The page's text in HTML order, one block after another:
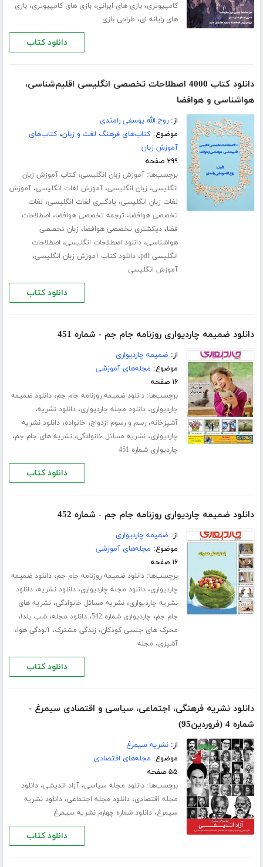
کامپیوتری،بازی های ایرانی،بازی های کامپیوتری،بازی
های رایانه ای، طراحی بازی
دانلود کتاب
دانلود کتاب 4000 اصطلاحات تخصصی انگلیسی اقلیم‌شناسی،
هواشناسی و هوافضا
از:روح الله یوسفی رامندی
موضوع:کتاب‌های فرهنگ لغت و زبان،کتاب‌های
آموزش زبان
۲۹۹ صفحه
برچسب‌ها:آموزش زبان انگلیسی،کتاب آموزش زبان
انگلیسی، زبان انگلیسی،آموزش لغات انگلیسی،آموزش
لغات زبان انگلیسی، یادگیری لغات انگلیسی، لغات
تخصصی هوافضا، ترجمه تخصصی هوافضا، اصطلاحات
فضا،دیکشنری تخصصی هوافضا، زبان تخصصی
هواشناسی،دانلود اصطلاحات انگلیسی، اصطلاحات
انگلیسی pdf
،دانلود کتاب آموزش زبان انگلیسی،
آموزش انگلیسی
دانلود کتاب
دانلود ضمیمه چاردیواری روزنامه جام جم - شماره 451
از: ضمیمه چاردیواری
موضوع: مجله‌های آموزشی
۱۶ صفحه
برچسب‌ها:دانلود ضمیمه روزنامه جام جم،دانلود ضمیمه
چاردیواری،دانلود مجله چاردیواری،دانلود نشریه،
آشپزخانه،رسم و رسوم ازدواج، خانواده،دانلود نشریه
چاردیواری،نشریه مسائل خانوادگی،نشریه های جام جم،
چاردیواری شماره 451
دانلود کتاب
دانلود ضمیمه چاردیواری روزنامه جام جم - شماره 452
از: ضمیمه چاردیواری
موضوع: مجله‌های آموزشی
۱۶ صفحه
برچسب‌ها:دانلود ضمیمه روزنامه جام جم،دانلود ضمیمه
چاردیواری،دانلود مجله چاردیواری،دانلود نشریه،دانلود
نشریه چاردیواری،نشریه مسائل خانوادگی،نشریه های
جام جم، چاردیواری شماره 542 ،دانلود مجله،شب یلدا،
محرک های جنسی کودکان، زندگی مشترک،آلودگی هوا،
آشپزی، مجله
دانلود کتاب
دانلود نشریه فرهنگی، اجتماعی، سیاسی و اقتصادی سیمرغ -
شماره 4 (فروردین95)
از:نشریه سیمرغ
موضوع: مجله‌های اقتصادی
۵۵ صفحه
برچسب‌ها:دانلود مجله سیاسی،آزاد اندیشی،دانلود
مجله اقتصادی،دانلود مجله اجتماعی،دانلود نشریه
سیمرغ،دانلود شماره چهارم نشریه سیمرغ
دانلود کتاب